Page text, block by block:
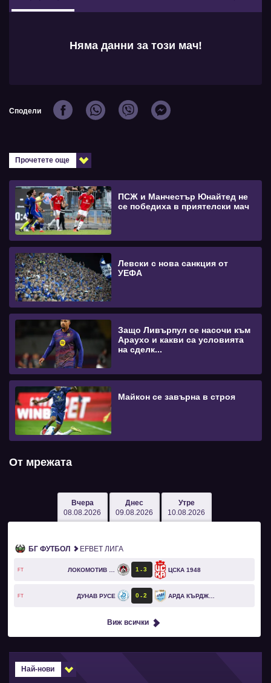
Няма данни за този мач!
Сподели
Прочетете още
ПСЖ и Манчестър Юнайтед не
се победиха в приятелски мач
Левски с нова санкция от
УЕФА
Защо Ливърпул се насочи към
Араухо и какви са условията
на сделк...
Майкон се завърна в строя
От мрежата
Вчера
08.08.2026
Днес
09.08.2026
Утре
10.08.2026
БГ ФУТБОЛ EFBET ЛИГА
FT ЛОКОМОТИВ СОФИЯ 1 3 ЦСКА 1948
FT ДУНАВ РУСЕ 0 2 АРДА КЪРДЖАЛИ
Виж всички
Най-нови